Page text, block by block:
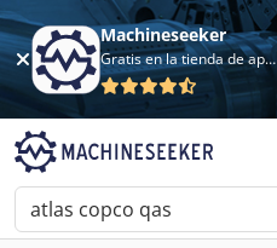
Machineseeker
Gratis en la tienda de aplicaciones